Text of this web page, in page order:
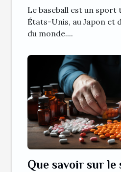
Le baseball est un sport
États-Unis, au Japon et
du monde....
Que savoir sur le